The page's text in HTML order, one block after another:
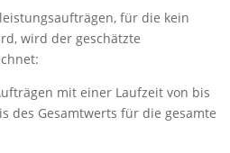
für die kein
wird der geschätzte
mit einer Laufzeit von bis
des Gesamtwerts für die gesamte